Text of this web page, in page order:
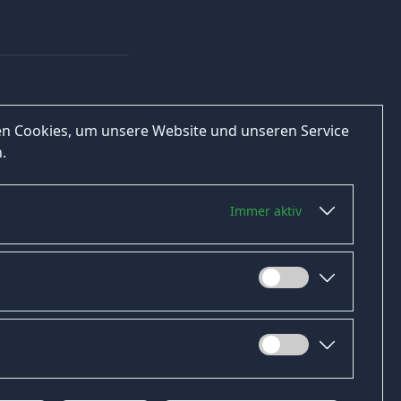
Cookies, um unsere Website und unseren Service
Immer aktiv